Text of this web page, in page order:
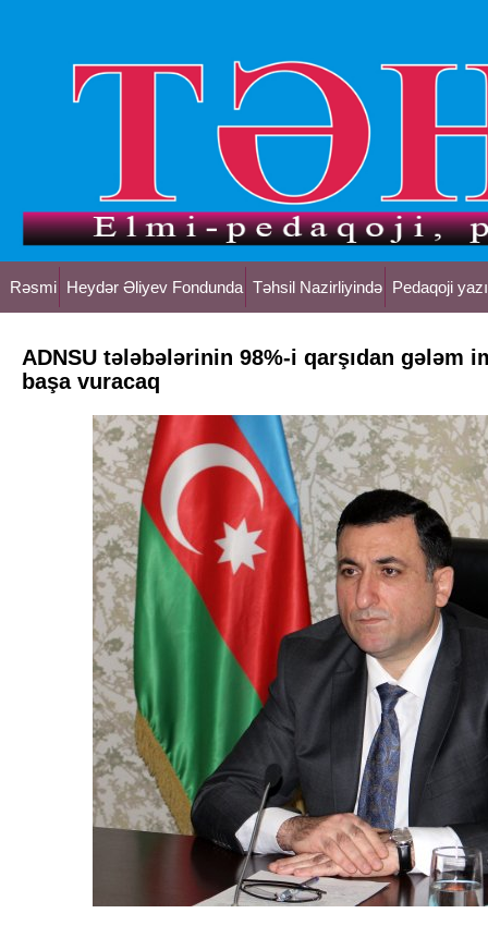
Rəsmi Heydər Əliyev Fondunda Təhsil Nazirliyində Pedaqoji
ADNSU tələbələrinin 98%-i qarşıdan gələm
başa vuracaq